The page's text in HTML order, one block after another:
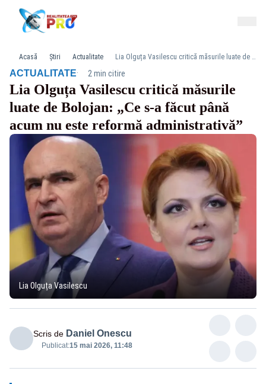
Acasă Știri Actualitate Lia Olguța Vasilescu critică măsurile luate de Bolojan: „Ce s-a făcut până acum nu este reformă administrativă”
ACTUALITATE· 2 min citire
Lia Olguța Vasilescu critică măsurile
luate de Bolojan: „Ce s-a făcut până
acum nu este reformă administrativă”
Lia Olguța Vasilescu
Scris de Daniel Onescu
Publicat:15 mai 2026, 11:48